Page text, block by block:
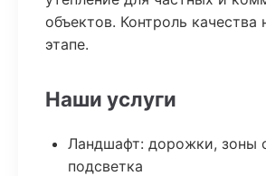
объектов. Контроль
этапе.
Наши услуги
Ландшафт: дорожки, зоны
подсветка